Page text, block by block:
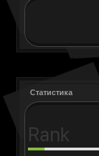
Статистика